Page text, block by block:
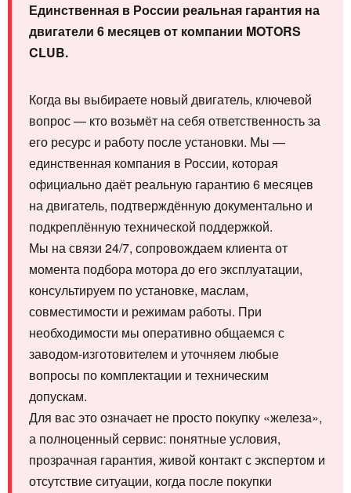
Единственная в России реальная гарантия на
двигатели 6 месяцев от компании MOTORS
CLUB.
Когда вы выбираете новый двигатель, ключевой
вопрос — кто возьмёт на себя ответственность за
его ресурс и работу после установки. Мы —
единственная компания в России, которая
официально даёт реальную гарантию 6 месяцев
на двигатель, подтверждённую документально и
подкреплённую технической поддержкой.
Мы на связи 24/7, сопровождаем клиента от
момента подбора мотора до его эксплуатации,
консультируем по установке, маслам,
совместимости и режимам работы. При
необходимости мы оперативно общаемся с
заводом-изготовителем и уточняем любые
вопросы по комплектации и техническим
допускам.
Для вас это означает не просто покупку «железа»,
а полноценный сервис: понятные условия,
прозрачная гарантия, живой контакт с экспертом и
отсутствие ситуации, когда после покупки